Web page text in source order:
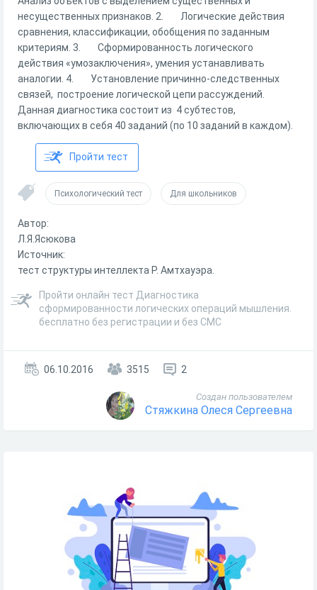
несущественных признаков. 2. Логические действия
сравнения, классификации, обобщения по заданным
критериям. 3. Сформированность логического
действия «умозаключения», умения устанавливать
аналогии. 4. Установление причинно-следственных
связей, построение логической цепи рассуждений.
Данная диагностика состоит из 4 субтестов,
включающих в себя 40 заданий (по 10 заданий в каждом).
Пройти тест
Психологический тест Для школьников
Автор:
Л.Я.Ясюкова
Источник:
тест структуры интеллекта Р. Амтхауэра.
Пройти онлайн тест Диагностика
сформированности логических операций мышления.
бесплатно без регистрации и без СМС
06.10.2016 3515 2
Создан пользователем
Стяжкина Олеся Сергеевна